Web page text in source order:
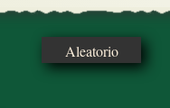
Aleatorio